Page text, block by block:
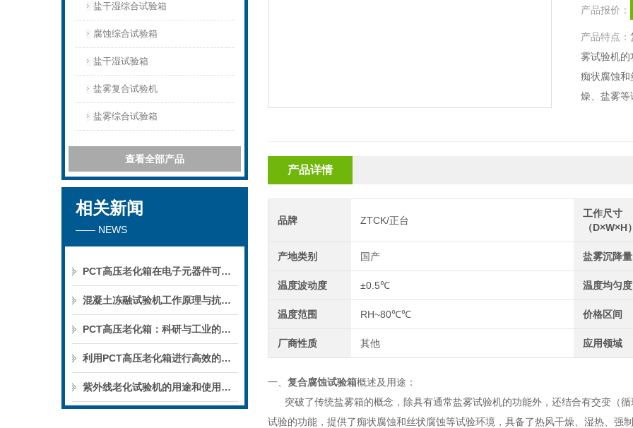
盐干湿综合试验箱
腐蚀综合试验箱
盐干湿试验箱
盐雾复合试验机
盐雾综合试验箱
查看全部产品
相关新闻
—— NEWS
PCT高压老化箱在电子元器件可靠性测试中的重要作用，你真的了解吗？深度解析！
混凝土冻融试验机工作原理与抗冻性测试标准全解析
PCT高压老化箱：科研与工业的得力助手
利用PCT高压老化箱进行高效的老化测试
紫外线老化试验机的用途和使用方法
产品报价：
产品特点：
雾试验机的
痴状腐蚀和
燥、盐雾等
产品详情
品牌 ZTCK/正台
工作尺寸
（D×W×H
产地类别 国产 盐雾沉降量
温度波动度 ±0.5℃ 温度均匀度
温度范围 RH~80℃℃ 价格区间
厂商性质 其他 应用领域
一、 复合腐蚀试验箱概述及用途：
突破了传统盐雾箱的概念，除具有通常盐雾试验机的功能外，还结合有交变（循
试验的功能，提供了痴状腐蚀和丝状腐蚀等试验环境，具备了热风干燥、湿热、强